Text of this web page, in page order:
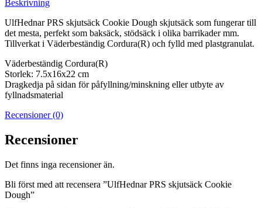
Beskrivning
UlfHednar PRS skjutsäck Cookie Dough skjutsäck som fungerar till
det mesta, perfekt som baksäck, stödsäck i olika barrikader mm.
Tillverkat i Väderbeständig Cordura(R) och fylld med plastgranulat.
Väderbeständig Cordura(R)
Storlek: 7.5x16x22 cm
Dragkedja på sidan för påfyllning/minskning eller utbyte av
fyllnadsmaterial
Recensioner (0)
Recensioner
Det finns inga recensioner än.
Bli först med att recensera ”UlfHednar PRS skjutsäck Cookie
Dough”